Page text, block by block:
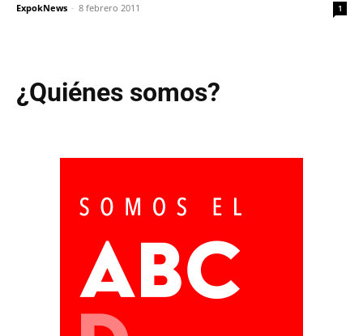
ExpokNews - 8 febrero 2011 1
¿Quiénes somos?